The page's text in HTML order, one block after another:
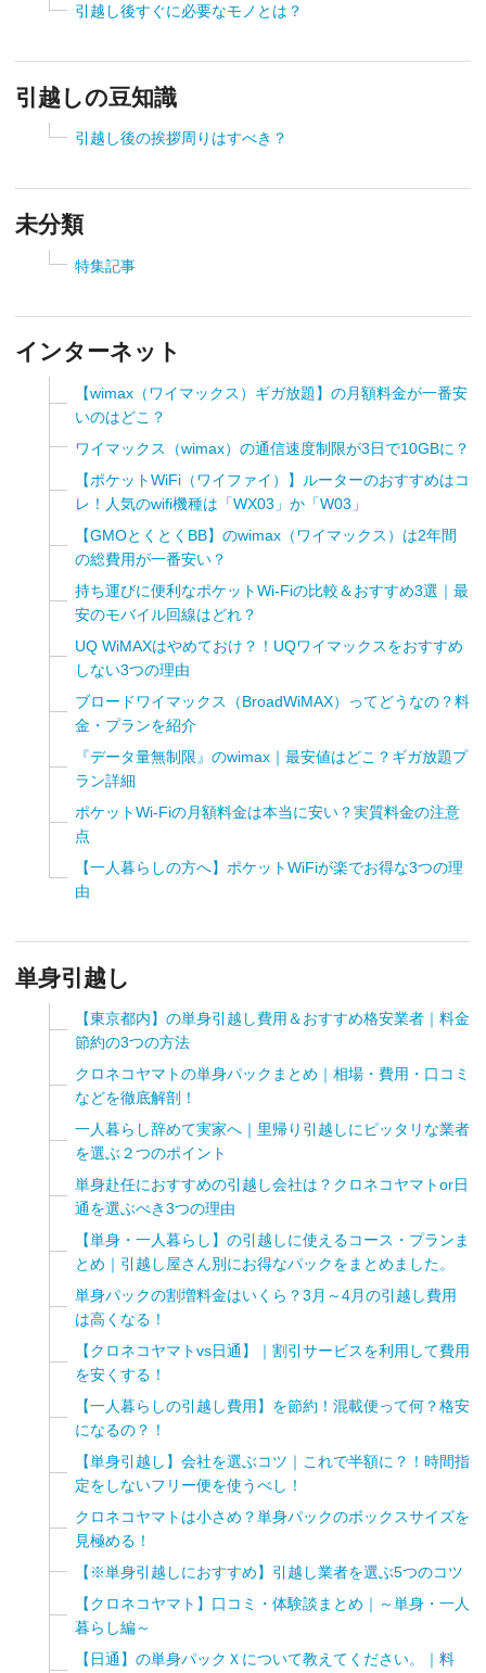
引越し後すぐに必要なモノとは？
引越しの豆知識
引越し後の挨拶周りはすべき？
未分類
特集記事
インターネット
【wimax（ワイマックス）ギガ放題】の月額料金が一番安
いのはどこ？
ワイマックス（wimax）の通信速度制限が3日で10GBに？
【ポケットWiFi（ワイファイ）】ルーターのおすすめはコ
レ！人気のwifi機種は「WX03」か「W03」
【GMOとくとくBB】のwimax（ワイマックス）は2年間
の総費用が一番安い？
持ち運びに便利なポケットWi-Fiの比較＆おすすめ3選｜最
安のモバイル回線はどれ？
UQ WiMAXはやめておけ？！UQワイマックスをおすすめ
しない3つの理由
ブロードワイマックス（BroadWiMAX）ってどうなの？料
金・プランを紹介
『データ量無制限』のwimax｜最安値はどこ？ギガ放題プ
ラン詳細
ポケットWi-Fiの月額料金は本当に安い？実質料金の注意
点
【一人暮らしの方へ】ポケットWiFiが楽でお得な3つの理
由
単身引越し
【東京都内】の単身引越し費用＆おすすめ格安業者｜料金
節約の3つの方法
クロネコヤマトの単身パックまとめ｜相場・費用・口コミ
などを徹底解剖！
一人暮らし辞めて実家へ｜里帰り引越しにピッタリな業者
を選ぶ２つのポイント
単身赴任におすすめの引越し会社は？クロネコヤマトor日
通を選ぶべき3つの理由
【単身・一人暮らし】の引越しに使えるコース・プランま
とめ｜引越し屋さん別にお得なパックをまとめました。
単身パックの割増料金はいくら？3月～4月の引越し費用
は高くなる！
【クロネコヤマトvs日通】｜割引サービスを利用して費用
を安くする！
【一人暮らしの引越し費用】を節約！混載便って何？格安
になるの？！
【単身引越し】会社を選ぶコツ｜これで半額に？！時間指
定をしないフリー便を使うべし！
クロネコヤマトは小さめ？単身パックのボックスサイズを
見極める！
【※単身引越しにおすすめ】引越し業者を選ぶ5つのコツ
【クロネコヤマト】口コミ・体験談まとめ｜～単身・一人
暮らし編～
【日通】の単身パックＸについて教えてください。｜料